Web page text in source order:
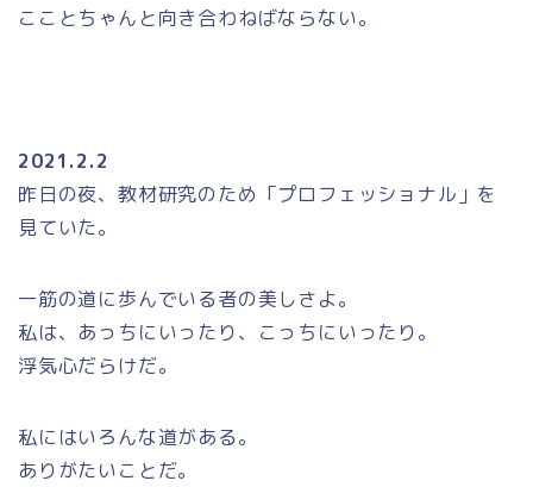
こことちゃんと向き合わねばならない。
2021.2.2
昨日の夜、教材研究のため「プロフェッショナル」を
見ていた。
一筋の道に歩んでいる者の美しさよ。
私は、あっちにいったり、こっちにいったり。
浮気心だらけだ。
私にはいろんな道がある。
ありがたいことだ。